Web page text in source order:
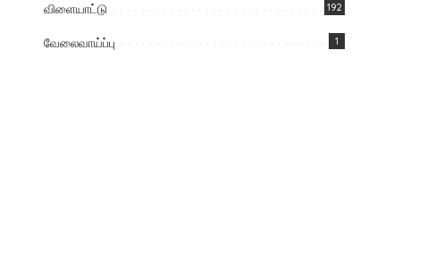
விளையாட்டு 192
வேலைவாய்ப்பு 1